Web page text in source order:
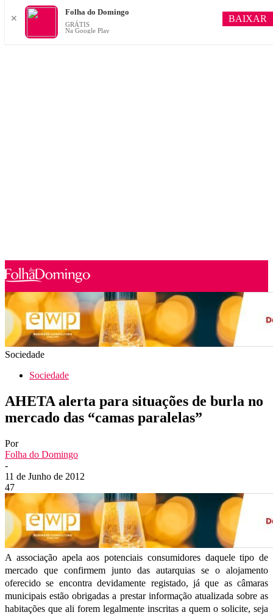
Sociedade
Sociedade
AHETA alerta para situações de burla no
mercado das “camas paralelas”
Por
Folha do Domingo
-
11 de Junho de 2012
47
A associação apela aos potenciais consumidores daquele tipo de
mercado que confirmem junto das autarquias se o alojamento
oferecido se encontra devidamente registado, já que as câmaras
municipais estão obrigadas a prestar informação atualizada sobre as
habitações que ali forem legalmente inscritas a quem o solicite, seja
✕
Folha do Domingo
GRÁTIS
Na Google Play
BAIXAR